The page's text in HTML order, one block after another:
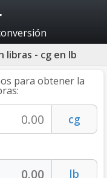
libras - cg en lb
para obtener la